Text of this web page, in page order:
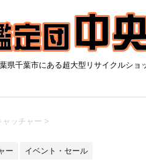
県千葉市にある超大型リサイクルシ
ャッチャー >
ー イベント・セール